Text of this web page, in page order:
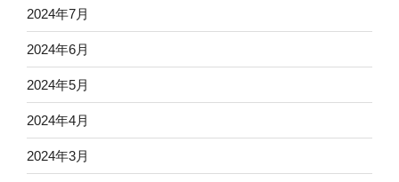
2024年7月
2024年6月
2024年5月
2024年4月
2024年3月